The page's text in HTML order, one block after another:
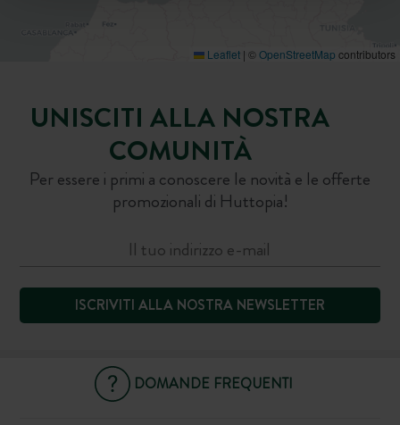
Leaflet | ©OpenStreetMap contributors
UNISCITI ALLA NOSTRA
COMUNITÀ
Per essere i primi a conoscere le novità e le offerte
promozionali di Huttopia!
ISCRIVITI ALLA NOSTRA NEWSLETTER
DOMANDE FREQUENTI